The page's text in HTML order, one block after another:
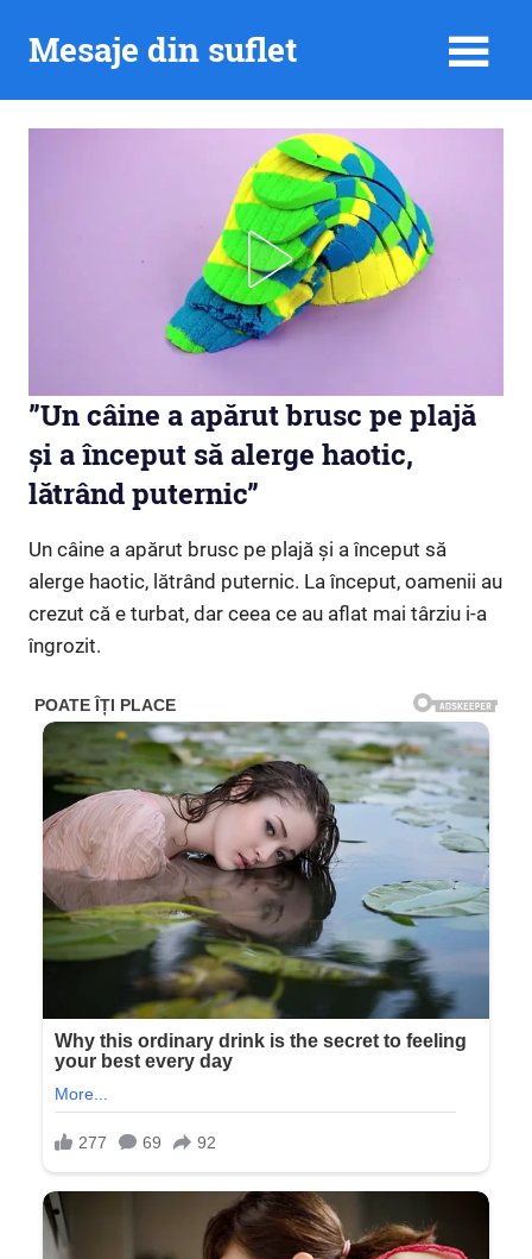
Mesaje din suflet
”Un câine a apărut brusc pe plajă
și a început să alerge haotic,
lătrând puternic”
Un câine a apărut brusc pe plajă și a început să
alerge haotic, lătrând puternic. La început, oamenii au
crezut că e turbat, dar ceea ce au aflat mai târziu i-a
îngrozit.